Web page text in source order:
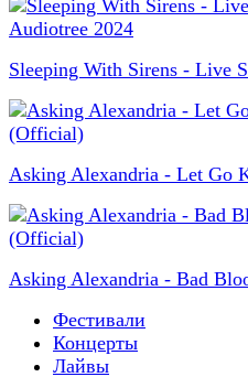
Sleeping With Sirens - Live
Asking Alexandria - Let Go
Asking Alexandria - Bad
Фестивали
Концерты
Лайвы